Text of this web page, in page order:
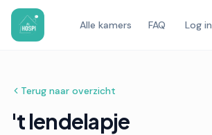
Alle kamers FAQ Log in
Terug naar overzicht
't lendelapje